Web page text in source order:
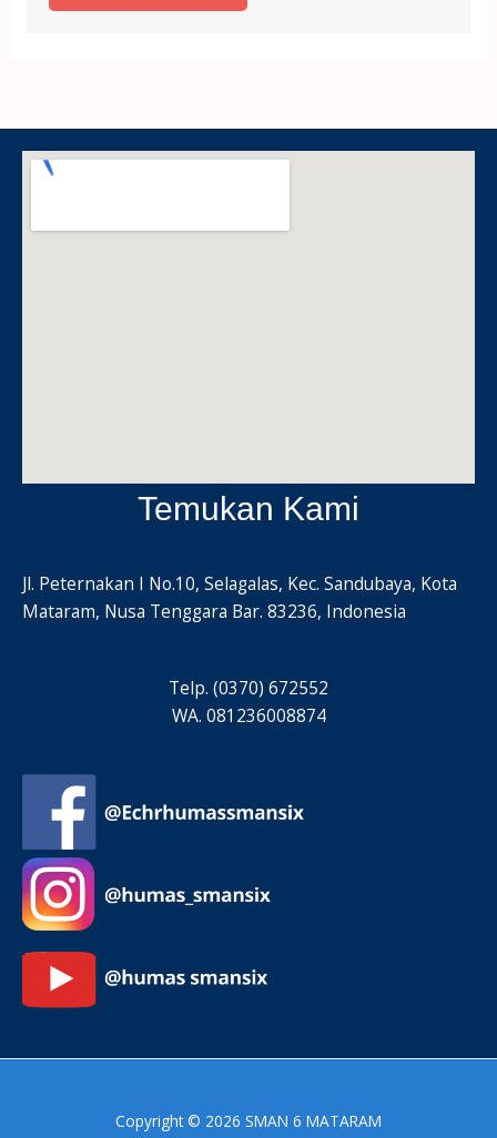
Temukan Kami
Jl. Peternakan I No.10, Selagalas, Kec. Sandubaya, Kota
Mataram, Nusa Tenggara Bar. 83236, Indonesia
Telp. (0370) 672552
WA. 081236008874
Copyright © 2026 SMAN 6 MATARAM